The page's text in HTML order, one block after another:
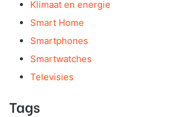
Klimaat en energie
Smart Home
Smartphones
Smartwatches
Televisies
Tags